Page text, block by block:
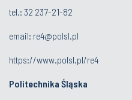
tel.: 32 237-21-82
email: re4@polsl.pl
https://www.polsl.pl/re4
Politechnika Śląska